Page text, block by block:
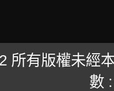
所有版權未經
數